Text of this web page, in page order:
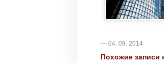
— 04. 09. 2014
Похожие записи